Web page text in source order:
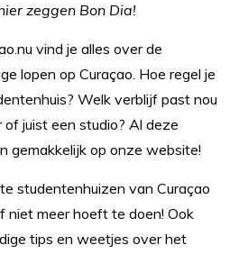
zeggen Bon Dia!
vind je alles over de
lopen op Curaçao. Hoe regel je
Welk verblijf past nou
of juist een studio? Al deze
gemakkelijk op onze website!
studentenhuizen van Curaçao
niet meer hoeft te doen! Ook
tips en weetjes over het